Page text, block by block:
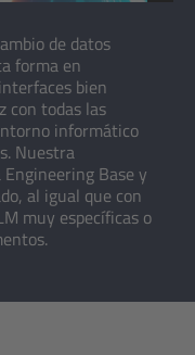
de datos
forma en
bien
con todas las
informático
Nuestra
Base y
al igual que con
muy específicas o